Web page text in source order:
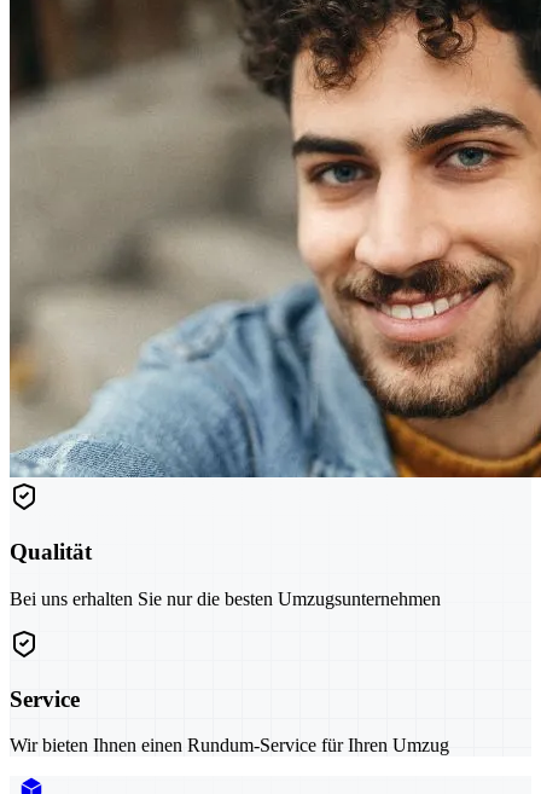
Qualität
Bei uns erhalten Sie nur die besten Umzugsunternehmen
Service
Wir bieten Ihnen einen Rundum-Service für Ihren Umzug